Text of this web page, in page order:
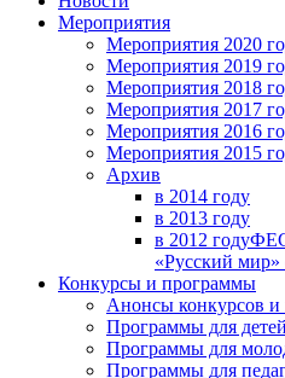
Мероприятия
Мероприятия 2020
Мероприятия 2019
Мероприятия 2018
Мероприятия 2017
Мероприятия 2016
Мероприятия 2015
Архив
в 2014 году
в 2013 году
в 2012 году
«Русский мир»
Конкурсы и программы
Анонсы конкурсов и
Программы для детей
Программы для
Программы для